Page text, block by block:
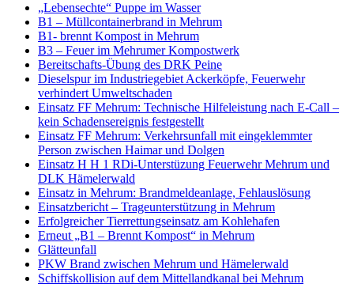
„Lebensechte“ Puppe im Wasser
B1 – Müllcontainerbrand in Mehrum
B1- brennt Kompost in Mehrum
B3 – Feuer im Mehrumer Kompostwerk
Bereitschafts-Übung des DRK Peine
Dieselspur im Industriegebiet Ackerköpfe, Feuerwehr
verhindert Umweltschaden
Einsatz FF Mehrum: Technische Hilfeleistung nach E-Call –
kein Schadensereignis festgestellt
Einsatz FF Mehrum: Verkehrsunfall mit eingeklemmter
Person zwischen Haimar und Dolgen
Einsatz H H 1 RDi-Unterstüzung Feuerwehr Mehrum und
DLK Hämelerwald
Einsatz in Mehrum: Brandmeldeanlage, Fehlauslösung
Einsatzbericht – Trageunterstützung in Mehrum
Erfolgreicher Tierrettungseinsatz am Kohlehafen
Erneut „B1 – Brennt Kompost“ in Mehrum
Glätteunfall
PKW Brand zwischen Mehrum und Hämelerwald
Schiffskollision auf dem Mittellandkanal bei Mehrum